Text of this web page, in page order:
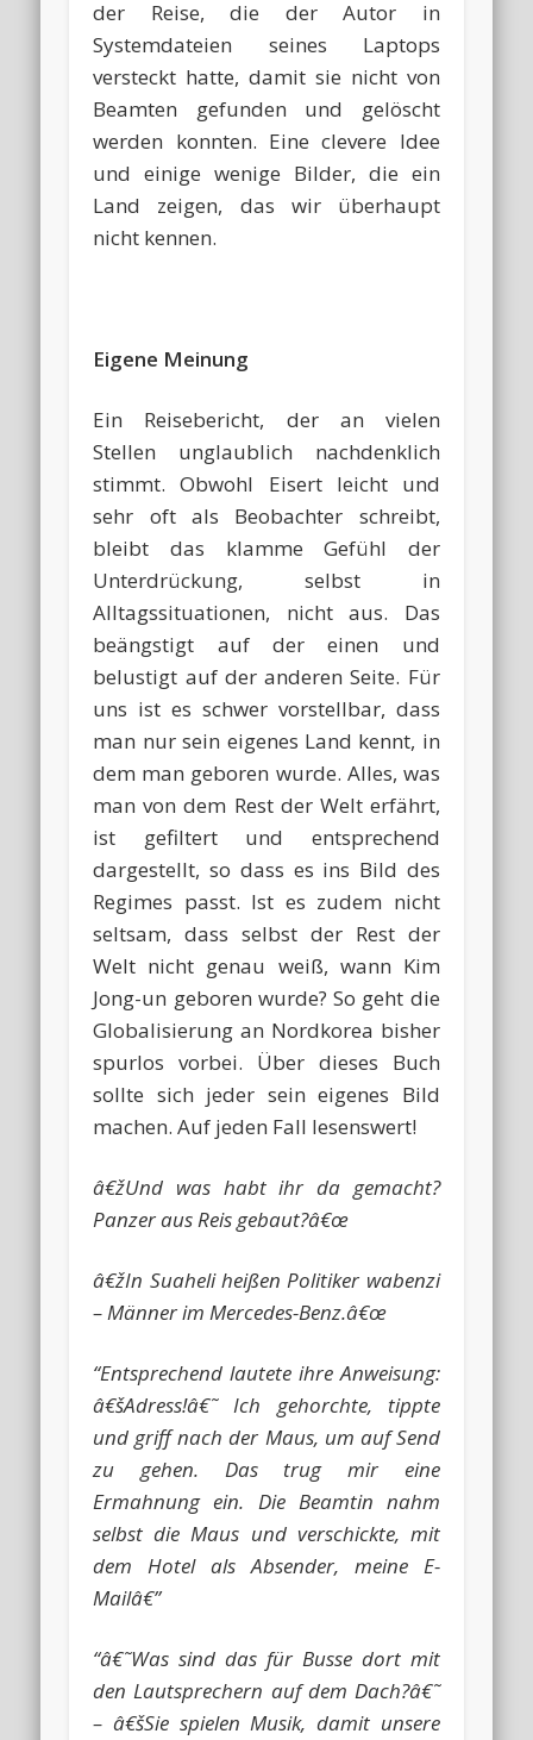
der Reise, die der Autor in
Systemdateien seines Laptops
versteckt hatte, damit sie nicht von
Beamten gefunden und gelöscht
werden konnten. Eine clevere Idee
und einige wenige Bilder, die ein
Land zeigen, das wir überhaupt
nicht kennen.
Eigene Meinung
Ein Reisebericht, der an vielen
Stellen unglaublich nachdenklich
stimmt. Obwohl Eisert leicht und
sehr oft als Beobachter schreibt,
bleibt das klamme Gefühl der
Unterdrückung, selbst in
Alltagssituationen, nicht aus. Das
beängstigt auf der einen und
belustigt auf der anderen Seite. Für
uns ist es schwer vorstellbar, dass
man nur sein eigenes Land kennt, in
dem man geboren wurde. Alles, was
man von dem Rest der Welt erfährt,
ist gefiltert und entsprechend
dargestellt, so dass es ins Bild des
Regimes passt. Ist es zudem nicht
seltsam, dass selbst der Rest der
Welt nicht genau weiß, wann Kim
Jong-un geboren wurde? So geht die
Globalisierung an Nordkorea bisher
spurlos vorbei. Über dieses Buch
sollte sich jeder sein eigenes Bild
machen. Auf jeden Fall lesenswert!
â€žUnd was habt ihr da gemacht?
Panzer aus Reis gebaut?â€œ
â€žIn Suaheli heißen Politiker wabenzi
– Männer im Mercedes-Benz.â€œ
“Entsprechend lautete ihre Anweisung:
â€šAdress!â€˜ Ich gehorchte, tippte
und griff nach der Maus, um auf Send
zu gehen. Das trug mir eine
Ermahnung ein. Die Beamtin nahm
selbst die Maus und verschickte, mit
dem Hotel als Absender, meine E-
Mailâ€”
“â€˜Was sind das für Busse dort mit
den Lautsprechern auf dem Dach?â€˜
– â€šSie spielen Musik, damit unsere